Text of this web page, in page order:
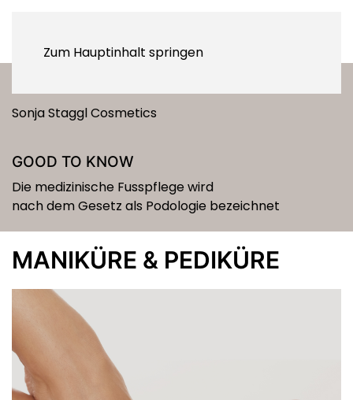
Zum Hauptinhalt springen
Sonja Staggl Cosmetics
GOOD TO KNOW
Die medizinische Fusspflege wird
nach dem Gesetz als Podologie bezeichnet
MANIKÜRE & PEDIKÜRE